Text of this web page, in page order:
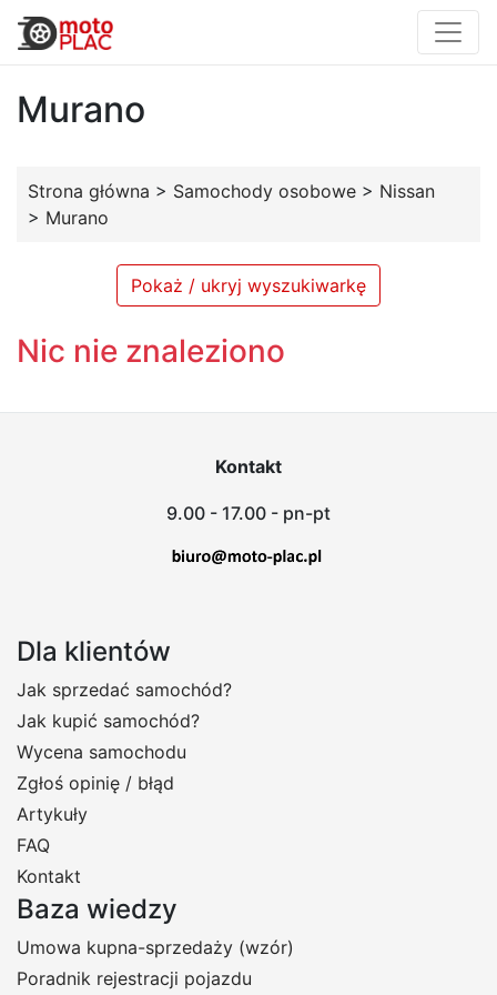
Murano
Strona główna > Samochody osobowe > Nissan
> Murano
Pokaż / ukryj wyszukiwarkę
Nic nie znaleziono
Kontakt
9.00 - 17.00 - pn-pt
Dla klientów
Jak sprzedać samochód?
Jak kupić samochód?
Wycena samochodu
Zgłoś opinię / błąd
Artykuły
FAQ
Kontakt
Baza wiedzy
Umowa kupna-sprzedaży (wzór)
Poradnik rejestracji pojazdu